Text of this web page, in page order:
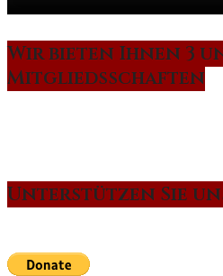
Wir bieten Ihnen 3
Mitgliedsschaften
Unterstützen Sie